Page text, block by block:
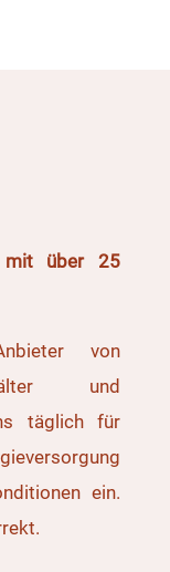
mit über 25
von
und
täglich für
ein.